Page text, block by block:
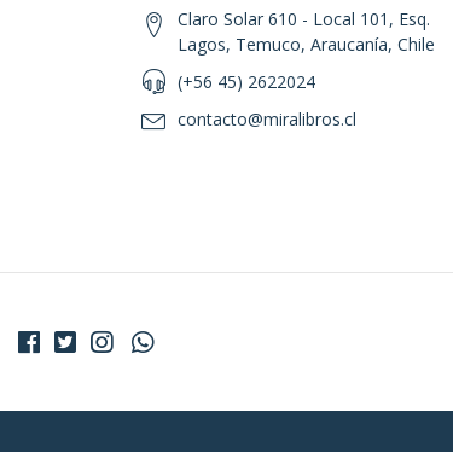
Claro Solar 610 - Local 101, Esq.
Lagos, Temuco, Araucanía, Chile
(+56 45) 2622024
contacto@miralibros.cl